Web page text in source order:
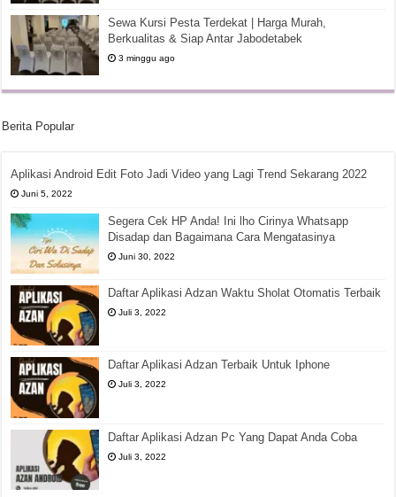
Sewa Kursi Pesta Terdekat | Harga Murah,
Berkualitas & Siap Antar Jabodetabek
3 minggu ago
Berita Popular
Aplikasi Android Edit Foto Jadi Video yang Lagi Trend Sekarang 2022
Juni 5, 2022
Segera Cek HP Anda! Ini lho Cirinya Whatsapp
Disadap dan Bagaimana Cara Mengatasinya
Juni 30, 2022
Daftar Aplikasi Adzan Waktu Sholat Otomatis Terbaik
Juli 3, 2022
Daftar Aplikasi Adzan Terbaik Untuk Iphone
Juli 3, 2022
Daftar Aplikasi Adzan Pc Yang Dapat Anda Coba
Juli 3, 2022